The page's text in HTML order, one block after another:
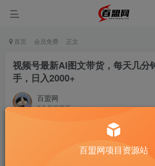
首页 会员免费 正文
视频号最新AI图文带货，每天几分
手，日入2000+
百盟网
9个月前更新
百盟网项目资源站